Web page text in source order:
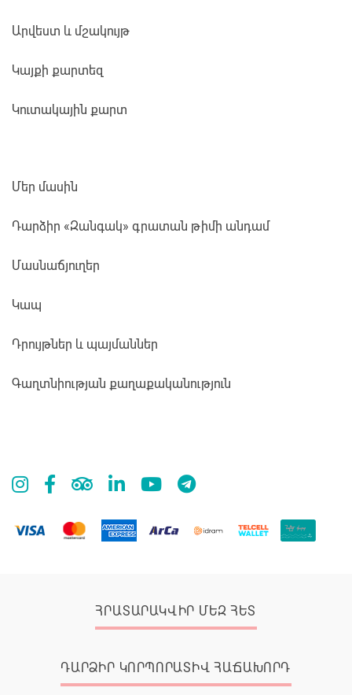
Արվեստ և մշակույթ
Կայքի քարտեզ
Կուտակային քարտ
Մեր մասին
Դարձիր «Զանգակ» գրատան թիմի անդամ
Մասնաճյուղեր
Կապ
Դրույթներ և պայմաններ
Գաղտնիության քաղաքականություն
ՀՐԱՏԱՐԱԿՎԻՐ ՄԵԶ ՀԵՏ
ԴԱՐՁԻՐ ԿՈՐՊՈՐԱՏԻՎ ՀԱՃԱԽՈՐԴ